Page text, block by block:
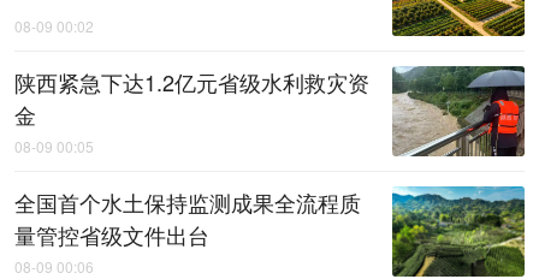
08-09 00:02
陕西紧急下达1.2亿元省级水利救灾资
金
08-09 00:05
全国首个水土保持监测成果全流程质
量管控省级文件出台
08-09 00:06